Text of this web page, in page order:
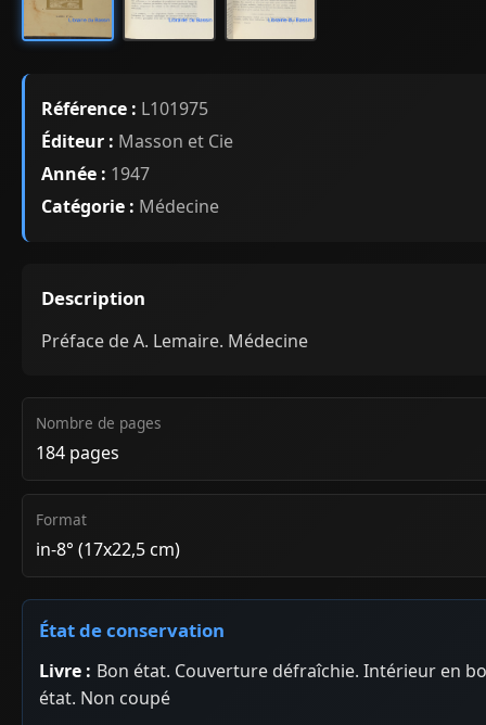
Référence : L101975
Éditeur : Masson et Cie
Année : 1947
Catégorie : Médecine
Description
Préface de A. Lemaire. Médecine
Nombre de pages
184 pages
Format
in-8° (17x22,5 cm)
État de conservation
Livre : Bon état. Couverture défraîchie. Intérieur en
état. Non coupé